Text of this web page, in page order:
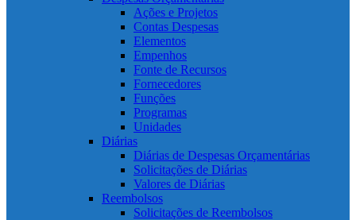
Ações e Projetos
Contas Despesas
Elementos
Empenhos
Fonte de Recursos
Fornecedores
Funções
Programas
Unidades
Diárias
Diárias de Despesas Orçamentárias
Solicitações de Diárias
Valores de Diárias
Reembolsos
Solicitações de Reembolsos